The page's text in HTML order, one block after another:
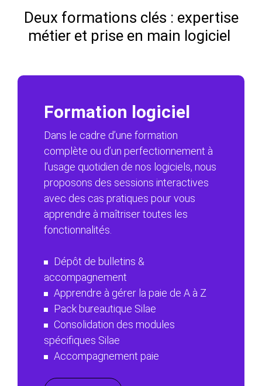
Deux formations clés : expertise
métier et prise en main logiciel
Formation logiciel
Dans le cadre d’une formation
complète ou d’un perfectionnement à
l’usage quotidien de nos logiciels, nous
proposons des sessions interactives
avec des cas pratiques pour vous
apprendre à maîtriser toutes les
fonctionnalités.
Dépôt de bulletins &
accompagnement
Apprendre à gérer la paie de A à Z
Pack bureautique Silae
Consolidation des modules
spécifiques Silae
Accompagnement paie